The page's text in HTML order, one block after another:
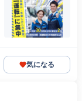
気になる